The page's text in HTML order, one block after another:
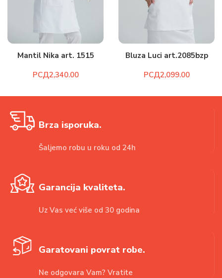
Mantil Nika art. 1515
РСД
Bluza Luci art.2085bzp
РСД
Brza isporuka.
Šaljemo robu u roku od 24h
Garancija kvaliteta.
Uz Vas već više od 30 godina
Garatovani povrat robe.
Ne odgovara Vam? Vratite